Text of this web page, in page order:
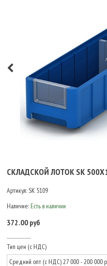
СКЛАДСКОЙ ЛОТОК SK
Артикул:SK 5109
Наличие: Есть в наличии
372.00 руб
Тип цен (с НДС)